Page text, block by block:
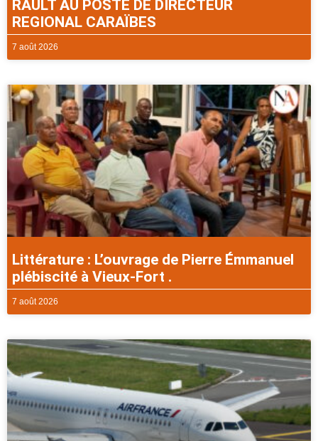
RAULT AU POSTE DE DIRECTEUR
REGIONAL CARAÏBES
7 août 2026
Littérature : L’ouvrage de Pierre Émmanuel
plébiscité à Vieux-Fort .
7 août 2026